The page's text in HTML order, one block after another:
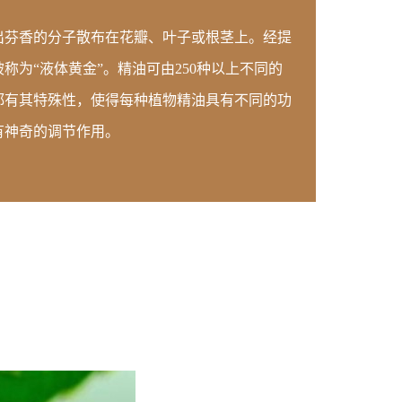
香的分子散布在花瓣、叶子或根茎上。经提
为“液体黄金”。精油可由250种以上不同的
其特殊性，使得每种植物精油具有不同的功
奇的调节作用。